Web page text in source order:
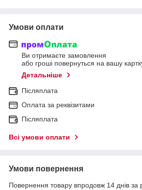
Умови оплати
Ви отримаєте замовлення
або гроші повернуться на вашу
Детальніше
Післяплата
Оплата за реквізитами
Післяплата
Всі умови оплати
Умови повернення
Повернення товару впродовж 14 днів за